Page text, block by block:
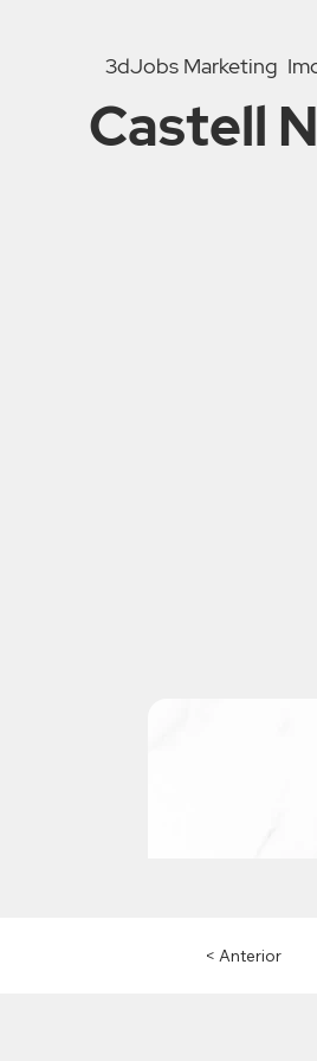
3dJobs Marketing
Castell
< Anterior